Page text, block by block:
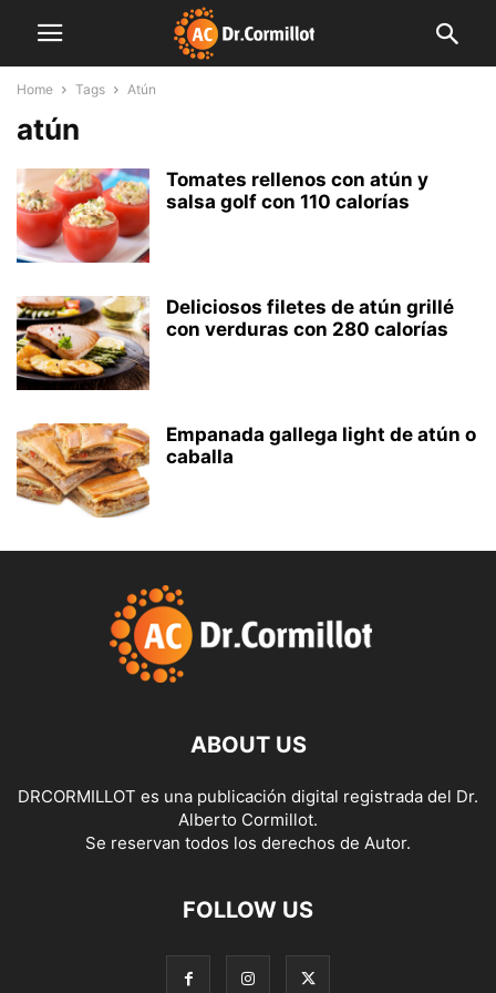
Home Tags Atún
atún
Tomates rellenos con atún y
salsa golf con 110 calorías
Deliciosos filetes de atún grillé
con verduras con 280 calorías
Empanada gallega light de atún o
caballa
ABOUT US
DRCORMILLOT es una publicación digital registrada del Dr.
Alberto Cormillot.
Se reservan todos los derechos de Autor.
FOLLOW US